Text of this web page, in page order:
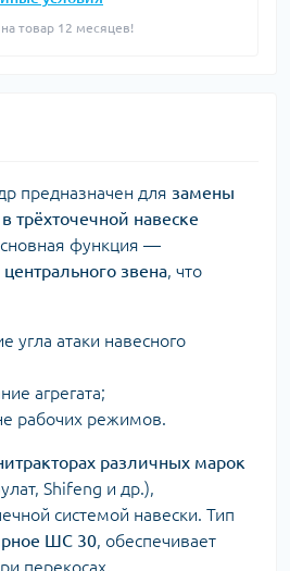
на товар 12 месяцев!
предназначен для замены
трёхточечной навеске
функция —
звена, что
угла атаки навесного
агрегата;
рабочих режимов.
различных марок
Shifeng и др.),
системой навески. Тип
ШС 30, обеспечивает
перекосах.